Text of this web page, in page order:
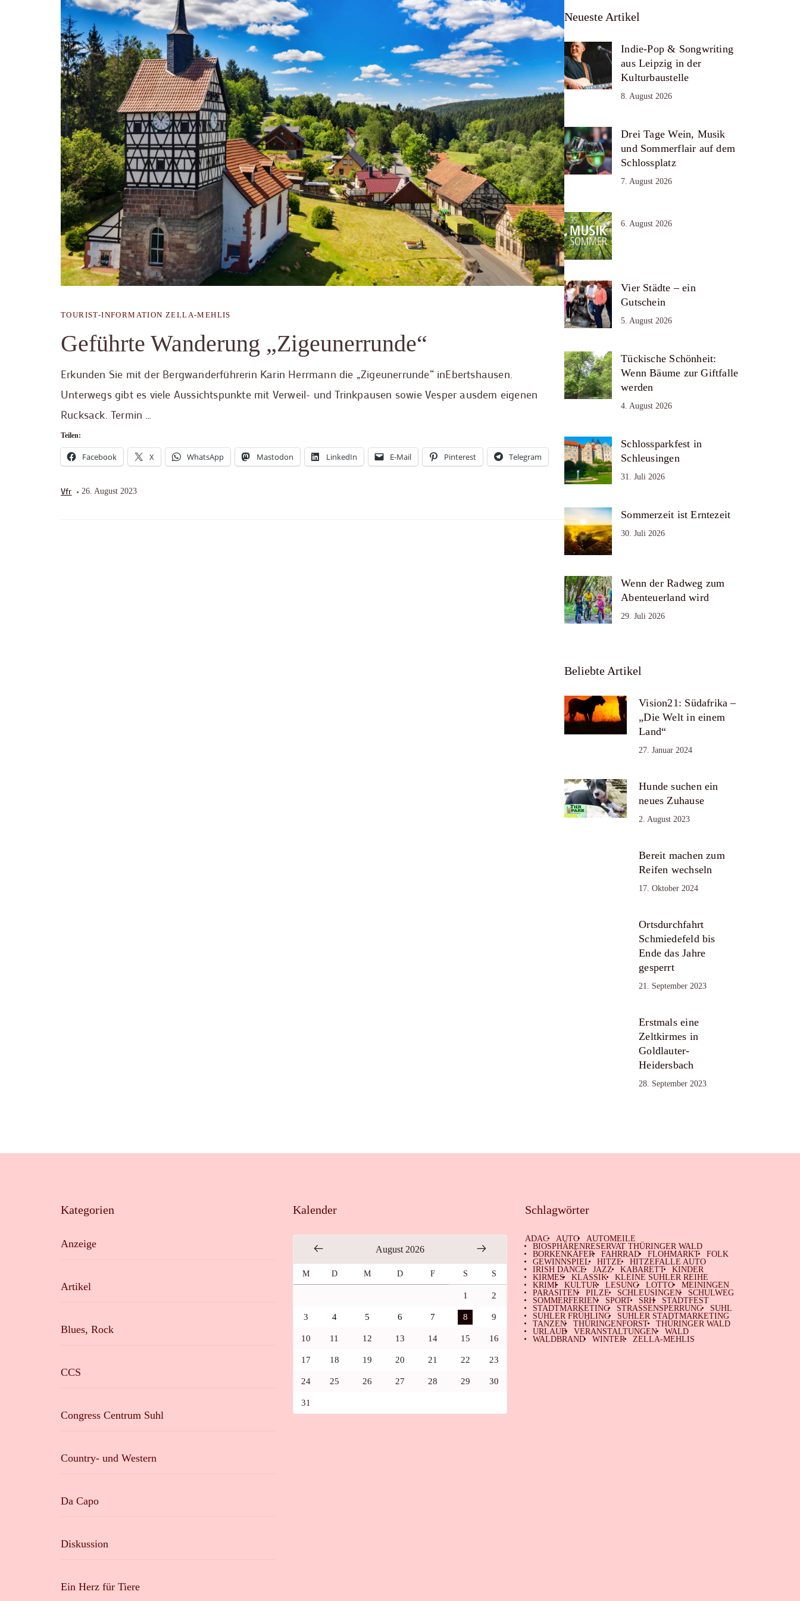
TOURIST-INFORMATION ZELLA-MEHLIS
Geführte Wanderung „Zigeunerrunde“
Erkunden Sie mit der Bergwanderführerin Karin Herrmann die „Zigeunerrunde“ inEbertshausen.
Unterwegs gibt es viele Aussichtspunkte mit Verweil- und Trinkpausen sowie Vesper ausdem eigenen
Rucksack. Termin …
Teilen:
Facebook X WhatsApp Mastodon LinkedIn E-Mail Pinterest Telegram
Vfr 26. August 2023
Neueste Artikel
Indie-Pop & Songwriting
aus Leipzig in der
Kulturbaustelle
8. August 2026
Drei Tage Wein, Musik
und Sommerflair auf dem
Schlossplatz
7. August 2026
6. August 2026
Vier Städte – ein
Gutschein
5. August 2026
Tückische Schönheit:
Wenn Bäume zur Giftfalle
werden
4. August 2026
Schlossparkfest in
Schleusingen
31. Juli 2026
Sommerzeit ist Erntezeit
30. Juli 2026
Wenn der Radweg zum
Abenteuerland wird
29. Juli 2026
Beliebte Artikel
Vision21: Südafrika –
„Die Welt in einem
Land“
27. Januar 2024
Hunde suchen ein
neues Zuhause
2. August 2023
Bereit machen zum
Reifen wechseln
17. Oktober 2024
Ortsdurchfahrt
Schmiedefeld bis
Ende das Jahre
gesperrt
21. September 2023
Erstmals eine
Zeltkirmes in
Goldlauter-
Heidersbach
28. September 2023
Kategorien
Anzeige
Artikel
Blues, Rock
CCS
Congress Centrum Suhl
Country- und Western
Da Capo
Diskussion
Ein Herz für Tiere
Kalender
August 2026
M D M D F S S
1 2
3 4 5 6 7 8 9
10 11 12 13 14 15 16
17 18 19 20 21 22 23
24 25 26 27 28 29 30
31
Schlagwörter
ADAC AUTO
AUTOMEILE
BIOSPHÄRENRESERVAT THÜRINGER WALD
BORKENKÄFER
FAHRRAD FLOHMARKT
FOLK
GEWINNSPIEL
HITZE
HITZEFALLE AUTO
IRISH DANCE
JAZZ KABARETT
KINDER
KIRMES
KLASSIK
KLEINE SUHLER REIHE
KRIMI
KULTUR LESUNG LOTTO
MEININGEN
PARASITEN
PILZE SCHLEUSINGEN
SCHULWEG
SOMMERFERIEN
SPORT SRH
STADTFEST
STADTMARKETING
STRASSENSPERRUNG
SUHL
SUHLER FRÜHLING
SUHLER STADTMARKETING
TANZEN
THÜRINGENFORST
THÜRINGER WALD
URLAUB
VERANSTALTUNGEN
WALD
WALDBRAND
WINTER ZELLA-MEHLIS